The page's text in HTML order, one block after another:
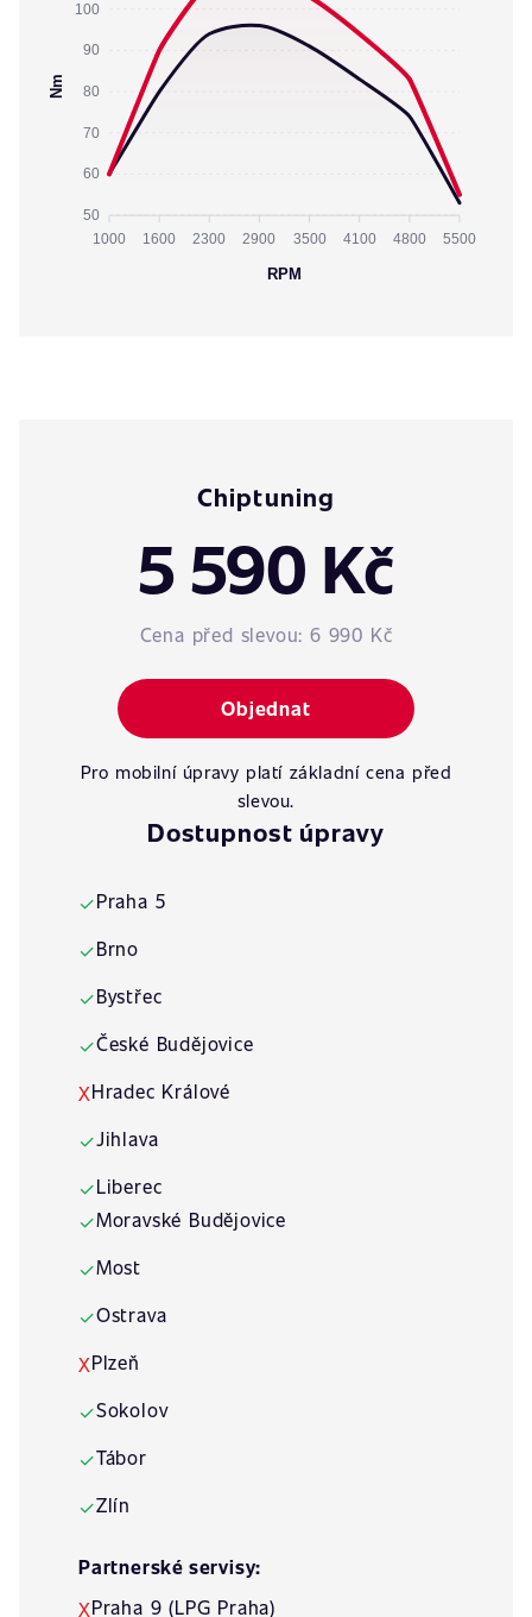
100
90
80
70
60
50
Nm
1000 1600 2300 2900 3500 4100 4800 5500
RPM
Chiptuning
5 590 Kč
Cena před slevou: 6 990 Kč
Objednat
Pro mobilní úpravy platí základní cena před
slevou.
Dostupnost úpravy
✓Praha 5
✓Brno
✓Bystřec
✓České Budějovice
XHradec Králové
✓Jihlava
✓Liberec
✓Moravské Budějovice
✓Most
✓Ostrava
XPlzeň
✓Sokolov
✓Tábor
✓Zlín
Partnerské servisy:
XPraha 9 (LPG Praha)